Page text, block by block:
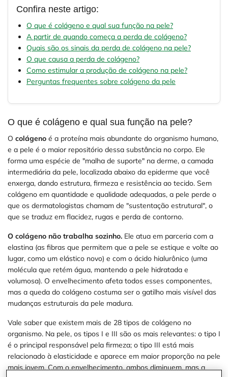
Confira neste artigo:
O que é colágeno e qual sua função na pele?
A partir de quando começa a perda de colágeno?
Quais são os sinais da perda de colágeno na pele?
O que causa a perda de colágeno?
Como estimular a produção de colágeno na pele?
Perguntas frequentes sobre colágeno da pele
O que é colágeno e qual sua função na pele?
O colágeno é a proteína mais abundante do organismo humano,
e a pele é o maior repositório dessa substância no corpo. Ele
forma uma espécie de "malha de suporte" na derme, a camada
intermediária da pele, localizada abaixo da epiderme que você
enxerga, dando estrutura, firmeza e resistência ao tecido. Sem
colágeno em quantidade e qualidade adequadas, a pele perde o
que os dermatologistas chamam de "sustentação estrutural", o
que se traduz em flacidez, rugas e perda de contorno.
O colágeno não trabalha sozinho. Ele atua em parceria com a
elastina (as fibras que permitem que a pele se estique e volte ao
lugar, como um elástico novo) e com o ácido hialurônico (uma
molécula que retém água, mantendo a pele hidratada e
volumosa). O envelhecimento afeta todos esses componentes,
mas a queda do colágeno costuma ser o gatilho mais visível das
mudanças estruturais da pele madura.
Vale saber que existem mais de 28 tipos de colágeno no
organismo. Na pele, os tipos I e III são os mais relevantes: o tipo I
é o principal responsável pela firmeza; o tipo III está mais
relacionado à elasticidade e aparece em maior proporção na pele
mais jovem. Com o envelhecimento, ambos diminuem, mas a